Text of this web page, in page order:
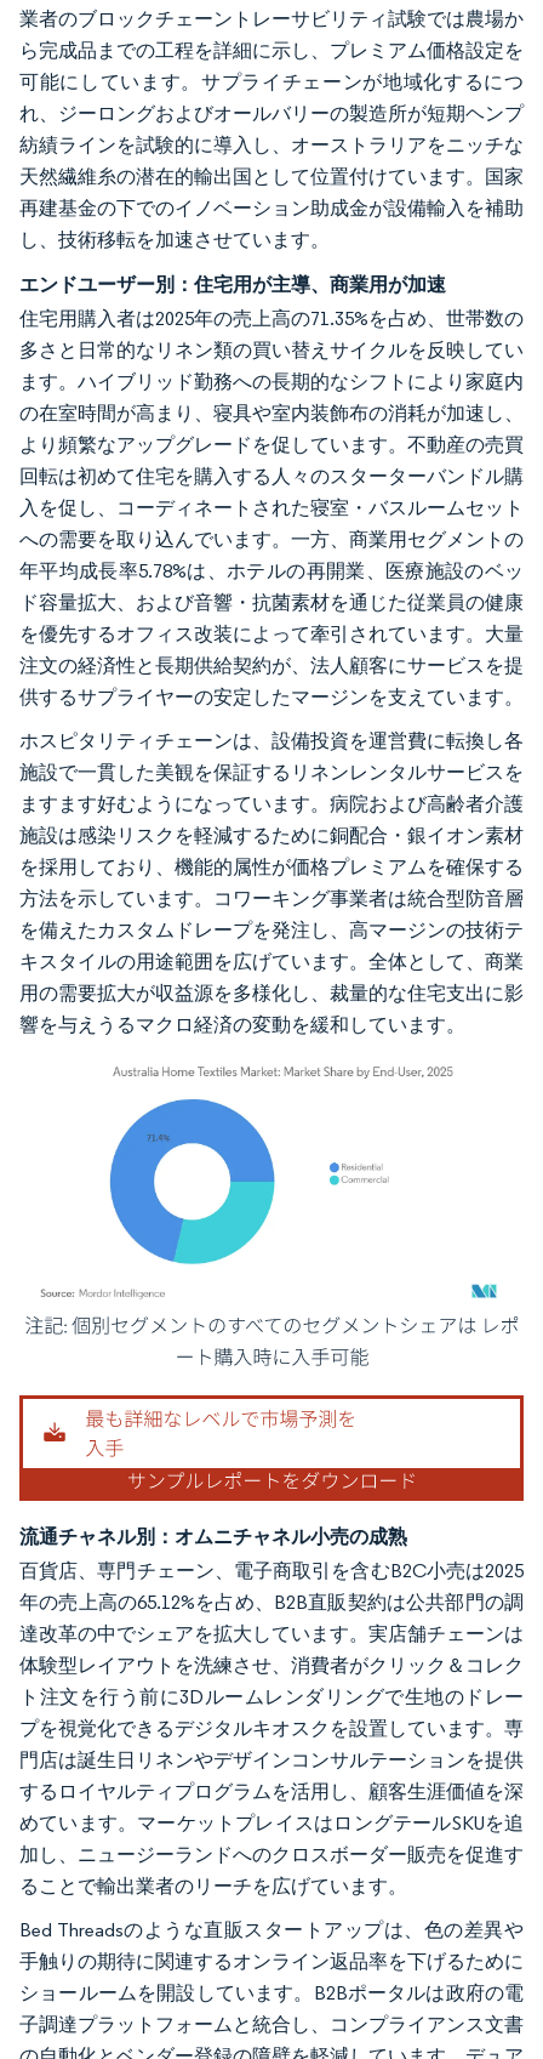
業者のブロックチェーントレーサビリティ試験では農場か
ら完成品までの工程を詳細に示し、プレミアム価格設定を
可能にしています。サプライチェーンが地域化するにつ
れ、ジーロングおよびオールバリーの製造所が短期ヘンプ
紡績ラインを試験的に導入し、オーストラリアをニッチな
天然繊維糸の潜在的輸出国として位置付けています。国家
再建基金の下でのイノベーション助成金が設備輸入を補助
し、技術移転を加速させています。
エンドユーザー別：住宅用が主導、商業用が加速
住宅用購入者は2025年の売上高の71.35%を占め、世帯数の
多さと日常的なリネン類の買い替えサイクルを反映してい
ます。ハイブリッド勤務への長期的なシフトにより家庭内
の在室時間が高まり、寝具や室内装飾布の消耗が加速し、
より頻繁なアップグレードを促しています。不動産の売買
回転は初めて住宅を購入する人々のスターターバンドル購
入を促し、コーディネートされた寝室・バスルームセット
への需要を取り込んでいます。一方、商業用セグメントの
年平均成長率5.78%は、ホテルの再開業、医療施設のベッ
ド容量拡大、および音響・抗菌素材を通じた従業員の健康
を優先するオフィス改装によって牽引されています。大量
注文の経済性と長期供給契約が、法人顧客にサービスを提
供するサプライヤーの安定したマージンを支えています。
ホスピタリティチェーンは、設備投資を運営費に転換し各
施設で一貫した美観を保証するリネンレンタルサービスを
ますます好むようになっています。病院および高齢者介護
施設は感染リスクを軽減するために銅配合・銀イオン素材
を採用しており、機能的属性が価格プレミアムを確保する
方法を示しています。コワーキング事業者は統合型防音層
を備えたカスタムドレープを発注し、高マージンの技術テ
キスタイルの用途範囲を広げています。全体として、商業
用の需要拡大が収益源を多様化し、裁量的な住宅支出に影
響を与えうるマクロ経済の変動を緩和しています。
画像 © Mordor Intelligence。再利用にはCC BY 4.0の表示が必要です。
流通チャネル別：オムニチャネル小売の成熟
百貨店、専門チェーン、電子商取引を含むB2C小売は2025
年の売上高の65.12%を占め、B2B直販契約は公共部門の調
達改革の中でシェアを拡大しています。実店舗チェーンは
体験型レイアウトを洗練させ、消費者がクリック＆コレク
ト注文を行う前に3Dルームレンダリングで生地のドレー
プを視覚化できるデジタルキオスクを設置しています。専
門店は誕生日リネンやデザインコンサルテーションを提供
するロイヤルティプログラムを活用し、顧客生涯価値を深
めています。マーケットプレイスはロングテールSKUを追
加し、ニュージーランドへのクロスボーダー販売を促進す
ることで輸出業者のリーチを広げています。
Bed Threadsのような直販スタートアップは、色の差異や
手触りの期待に関連するオンライン返品率を下げるために
ショールームを開設しています。B2Bポータルは政府の電
子調達プラットフォームと統合し、コンプライアンス文書